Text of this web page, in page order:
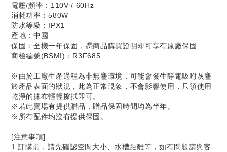
電壓/頻率：110V / 60Hz
消耗功率：580W
防水等級：IPX1
產地：中國
保固：全機一年保固，憑商品購買證明即可享有原廠保固
商檢編號(BSMI)：R3F685
※由於工廠生產過程為非無麈環境，可能會發生靜電吸咐灰麈
於產品表面的狀況，此為正常現象，不會影響使用，只須使用
乾淨的抹布輕輕擦拭即可。
※若此賣場有提供贈品，贈品保固時間均為半年。
※所有配件均沒有提供保固。
[注意事項]
1.訂購前，請先確認空間大小、水槽距離等，如有問題請與客